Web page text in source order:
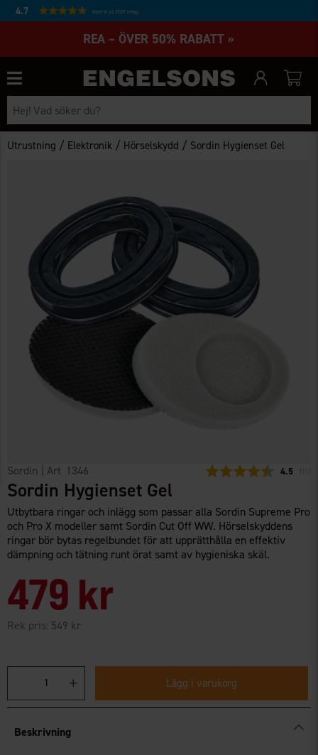
4.7 Baserat på 27231 betyg
REA – ÖVER 50% RABATT »
Utrustning / Elektronik / Hörselskydd / Sordin Hygienset Gel
Sordin | Art 1346 4.5 11
Sordin Hygienset Gel
Utbytbara ringar och inlägg som passar alla Sordin Supreme Pro
och Pro X modeller samt Sordin Cut Off WW. Hörselskyddens
ringar bör bytas regelbundet för att upprätthålla en effektiv
dämpning och tätning runt örat samt av hygieniska skäl.
479 kr
Rek pris: 549 kr
Lägg i varukorg
Beskrivning